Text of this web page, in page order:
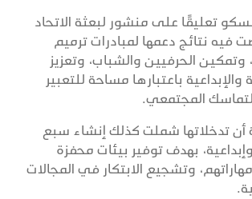
تعليقًا على منشور لبعثة الاتحاد
فيه نتائج دعمها لمبادرات ترميم
وتمكين الحرفيين والشباب، وتعزيز
والإبداعية باعتبارها مساحة للتعبير
التماسك المجتمعي.
أن تدخلاتها شملت كذلك إنشاء سبع
بهدف توفير بيئات محفزة
وتشجيع الابتكار في المجالات